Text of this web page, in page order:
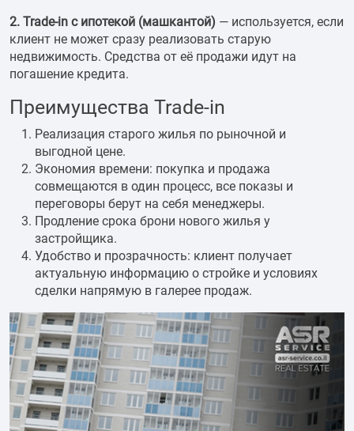
2. Trade-in с ипотекой (машкантой) — используется, если
клиент не может сразу реализовать старую
недвижимость. Средства от её продажи идут на
погашение кредита.
Преимущества Trade-in
Реализация старого жилья по рыночной и
выгодной цене.
Экономия времени: покупка и продажа
совмещаются в один процесс, все показы и
переговоры берут на себя менеджеры.
Продление срока брони нового жилья у
застройщика.
Удобство и прозрачность: клиент получает
актуальную информацию о стройке и условиях
сделки напрямую в галерее продаж.